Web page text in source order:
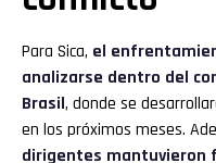
Para Sica, el
analizarse dentro del
Brasil, donde se
en los próximos meses.
dirigentes mantuvieron